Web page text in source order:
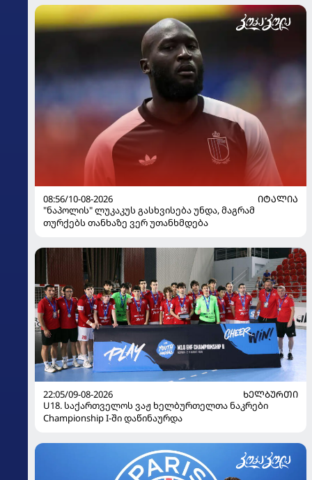
08:56/10-08-2026
ᲘᲢᲐᲚᲘᲐ
"ნაპოლის" ლუკაკუს გასხვისება უნდა, მაგრამ
თურქებს თანხაზე ვერ უთანხმდება
22:05/09-08-2026
ᲮᲔᲚᲑᲣᲠᲗᲘ
U18. საქართველოს ვაჟ ხელბურთელთა ნაკრები
Championship I-ში დაწინაურდა